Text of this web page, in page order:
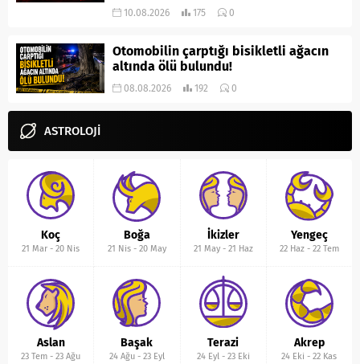
10.08.2026 175 0
Otomobilin çarptığı bisikletli ağacın
altında ölü bulundu!
08.08.2026 192 0
ASTROLOJİ
Koç
21 Mar -20 Nis
Boğa
21 Nis- 20 May
İkizler
21 May- 21 Haz
Yengeç
22 Haz- 22 Tem
Aslan
23 Tem -23 Ağu
Başak
24 Ağu- 23 Eyl
Terazi
24 Eyl- 23 Eki
Akrep
24 Eki -22 Kas